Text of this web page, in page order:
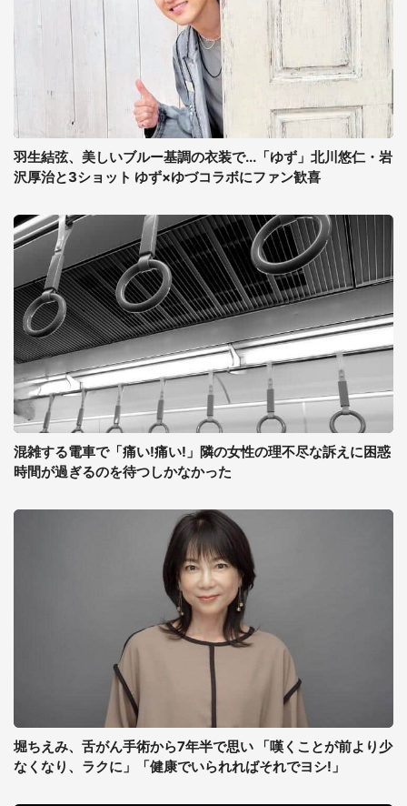
羽生結弦、美しいブルー基調の衣装で...「ゆず」北川悠仁・岩
沢厚治と3ショット ゆず×ゆづコラボにファン歓喜
混雑する電車で「痛い!痛い!」隣の女性の理不尽な訴えに困惑
時間が過ぎるのを待つしかなかった
堀ちえみ、舌がん手術から7年半で思い 「嘆くことが前より少
なくなり、ラクに」「健康でいられればそれでヨシ!」